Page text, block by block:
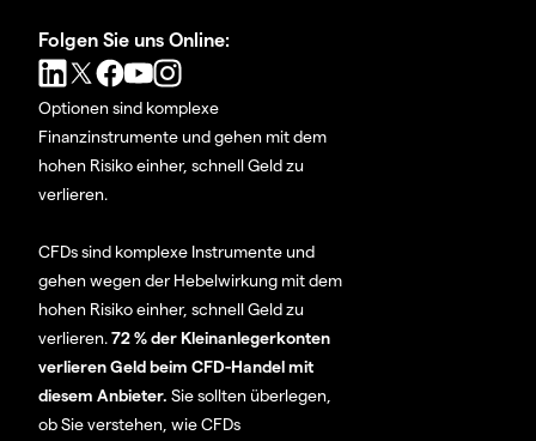
Folgen Sie uns Online:
Optionen sind komplexe
Finanzinstrumente und gehen mit dem
hohen Risiko einher, schnell Geld zu
verlieren.
CFDs sind komplexe Instrumente und
gehen wegen der Hebelwirkung mit dem
hohen Risiko einher, schnell Geld zu
verlieren.72 % der Kleinanlegerkonten
verlieren Geld beim CFD-Handel mit
diesem Anbieter. Sie sollten überlegen,
ob Sie verstehen, wie CFDs